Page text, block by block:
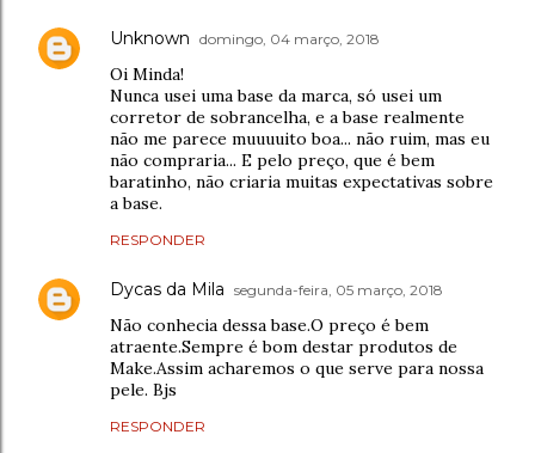
Unknown domingo, 04 março, 2018
Oi Minda!
Nunca usei uma base da marca, só usei um
corretor de sobrancelha, e a base realmente
não me parece muuuuito boa... não ruim, mas eu
não compraria... E pelo preço, que é bem
baratinho, não criaria muitas expectativas sobre
a base.
RESPONDER
Dycas da Mila segunda-feira, 05 março, 2018
Não conhecia dessa base.O preço é bem
atraente.Sempre é bom destar produtos de
Make.Assim acharemos o que serve para nossa
pele. Bjs
RESPONDER